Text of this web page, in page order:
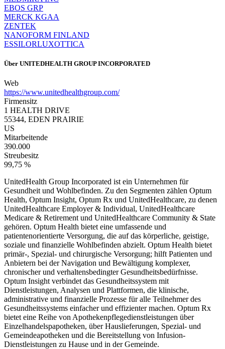
EBOS GRP
MERCK KGAA
ZENTEK
NANOFORM FINLAND
ESSILORLUXOTTICA
Über UNITEDHEALTH GROUP INCORPORATED
Web
https://www.unitedhealthgroup.com/
Firmensitz
1 HEALTH DRIVE
55344, EDEN PRAIRIE
US
Mitarbeitende
390.000
Streubesitz
99,75 %
UnitedHealth Group Incorporated ist ein Unternehmen für
Gesundheit und Wohlbefinden. Zu den Segmenten zählen Optum
Health, Optum Insight, Optum Rx und UnitedHealthcare, zu denen
UnitedHealthcare Employer & Individual, UnitedHealthcare
Medicare & Retirement und UnitedHealthcare Community & State
gehören. Optum Health bietet eine umfassende und
patientenorientierte Versorgung, die auf das körperliche, geistige,
soziale und finanzielle Wohlbefinden abzielt. Optum Health bietet
primär-, Spezial- und chirurgische Versorgung; hilft Patienten und
Anbietern bei der Navigation und Bewältigung komplexer,
chronischer und verhaltensbedingter Gesundheitsbedürfnisse.
Optum Insight verbindet das Gesundheitssystem mit
Dienstleistungen, Analysen und Plattformen, die klinische,
administrative und finanzielle Prozesse für alle Teilnehmer des
Gesundheitssystems einfacher und effizienter machen. Optum Rx
bietet eine Reihe von Apothekenpflegedienstleistungen über
Einzelhandelspapotheken, über Hauslieferungen, Spezial- und
Gemeindeapotheken und die Bereitstellung von Infusion-
Dienstleistungen zu Hause und in der Gemeinde.